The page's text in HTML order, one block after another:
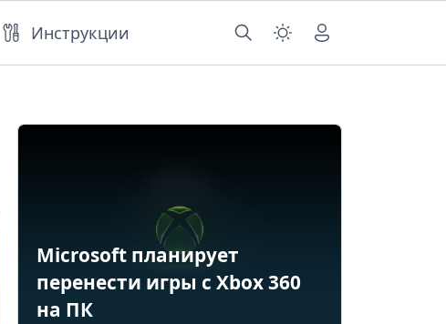
Инструкции
Microsoft планирует
перенести игры с Xbox 360
на ПК